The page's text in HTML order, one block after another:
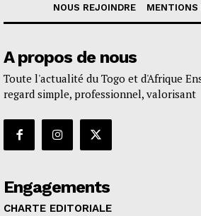
NOUS REJOINDRE
MENTIONS
A propos de nous
Toute l'actualité du Togo et d'Afrique
regard simple, professionnel, valorisant
Engagements
CHARTE EDITORIALE